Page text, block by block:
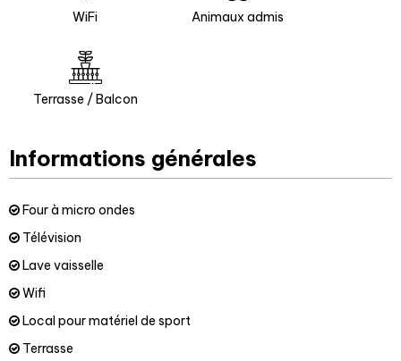
WiFi Animaux admis
Terrasse / Balcon
Informations générales
Four à micro ondes
Télévision
Lave vaisselle
Wifi
Local pour matériel de sport
Terrasse